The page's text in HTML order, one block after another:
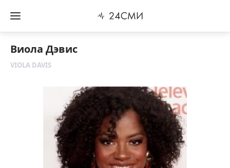
Виола Дэвис
VIOLA DAVIS